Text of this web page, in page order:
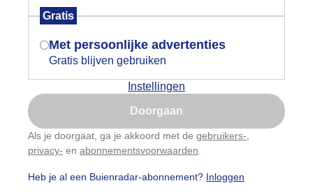
Gratis
Met persoonlijke advertenties
Gratis blijven gebruiken
Instellingen
Doorgaan
Als je doorgaat, ga je akkoord met de gebruikers-
privacy- en abonnementsvoorwaarden
Heb je al een Buienradar-abonnement? Inloggen
Indien je hier nog geen akkoord op hebt
gegeven, verschijnt er zo een pop-up uit
je browser waarin deze toestemming
gevraagd wordt.
Is goed, toon de popup
Nu niet, misschien later
Gebruik je Safari en wil je niet elke dag deze pop-up
Klikhierom dit aan te passen